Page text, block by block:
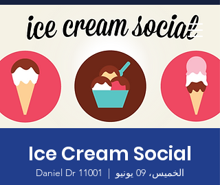
الصفحة الرئيسية
Ice Cream Social
الخميس، 09 يونيو
  |
11001 Daniel Dr